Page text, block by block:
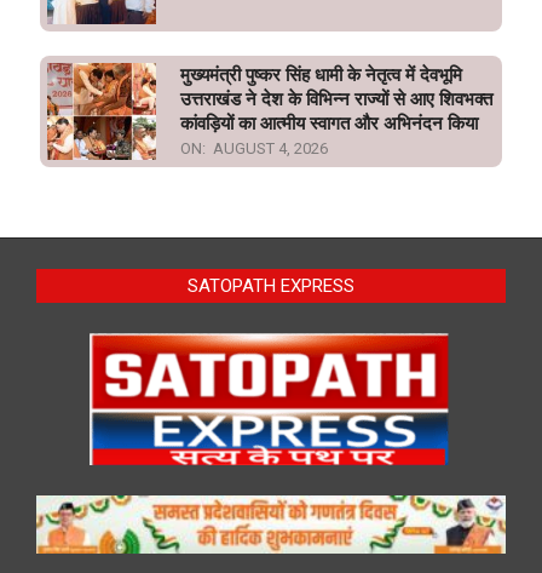
मुख्यमंत्री पुष्कर सिंह धामी के नेतृत्व में देवभूमि
उत्तराखंड ने देश के विभिन्न राज्यों से आए शिवभक्त
कांवड़ियों का आत्मीय स्वागत और अभिनंदन किया
ON: AUGUST 4, 2026
SATOPATH EXPRESS